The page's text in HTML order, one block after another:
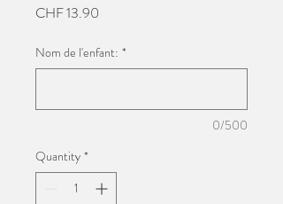
CHF 13.90
Nom de l'enfant: *
0/500
Quantity *